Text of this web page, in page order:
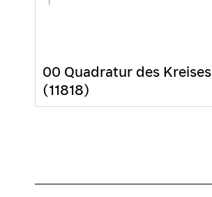
00 Quadratur des Kreises
(11818)